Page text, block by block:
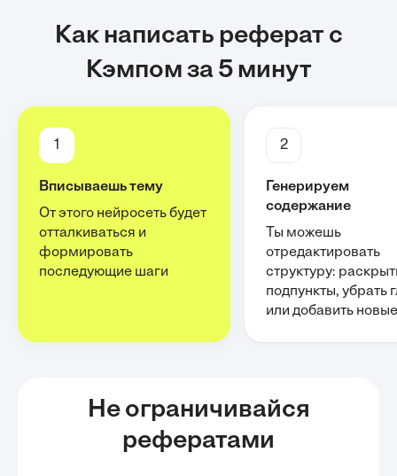
Как написать реферат с
Кэмпом за 5 минут
1
Вписываешь тему
От этого нейросеть будет
отталкиваться и
формировать
последующие шаги
2
Генерируем
содержание
Ты можешь
отредактировать
структуру:
подпункты, убрать
или добавить новые
Не ограничивайся
рефератами